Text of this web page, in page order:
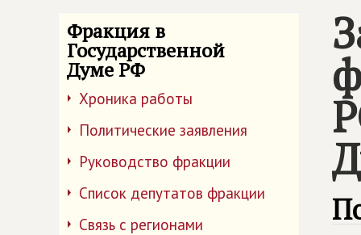
Фракция в
Государственной
Думе РФ
Хроника работы
Политические заявления
Руководство фракции
Список депутатов фракции
Связь с регионами